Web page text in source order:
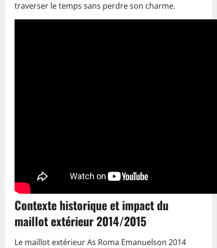
traverser le temps sans perdre son charme.
Contexte historique et impact du
maillot extérieur 2014/2015
Le maillot extérieur As Roma Emanuelson 2014